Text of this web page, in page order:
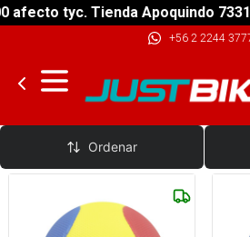
afecto tyc. Tienda Apoquindo
+56 2 2244
Balones
Ordenar